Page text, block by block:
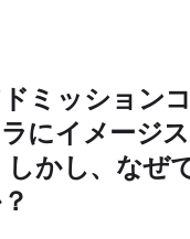
ミッション
にイメージ
しかし、なぜ